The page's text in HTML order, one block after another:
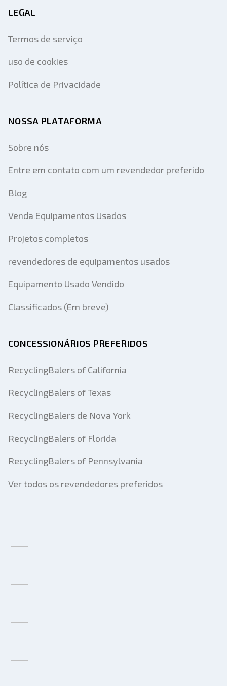
LEGAL
Termos de serviço
uso de cookies
Política de Privacidade
NOSSA PLATAFORMA
Sobre nós
Entre em contato com um revendedor preferido
Blog
Venda Equipamentos Usados
Projetos completos
revendedores de equipamentos usados
Equipamento Usado Vendido
Classificados (Em breve)
CONCESSIONÁRIOS PREFERIDOS
RecyclingBalers of California
RecyclingBalers of Texas
RecyclingBalers de Nova York
RecyclingBalers of Florida
RecyclingBalers of Pennsylvania
Ver todos os revendedores preferidos